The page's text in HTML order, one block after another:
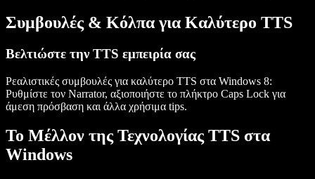
Συμβουλές & Κόλπα για Καλύτερο TTS
Βελτιώστε την TTS εμπειρία σας
Ρεαλιστικές συμβουλές για καλύτερο TTS στα Windows 8:
Ρυθμίστε τον Narrator, αξιοποιήστε το πλήκτρο Caps Lock για
άμεση πρόσβαση και άλλα χρήσιμα tips.
Το Μέλλον της Τεχνολογίας TTS στα
Windows